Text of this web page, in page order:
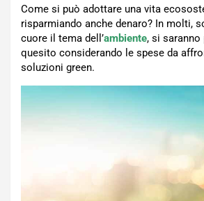
Come si può adottare una vita
risparmiando anche denaro? In molti,
cuore il tema dell’ambiente, si
quesito considerando le spese da
soluzioni green.